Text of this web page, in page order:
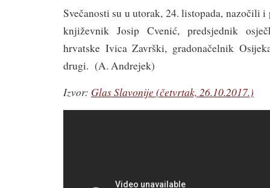
Svečanosti su u utorak, 24. listopada, nazočili
književnik Josip Cvenić, predsjednik
hrvatske Ivica Završki, gradonačelnik
drugi. (A. Andrejek)
Izvor: Glas Slavonije (četvrtak, 26.10.2017.)